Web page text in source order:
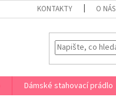
KONTAKTY O NÁS
Dámské stahovací prádlo